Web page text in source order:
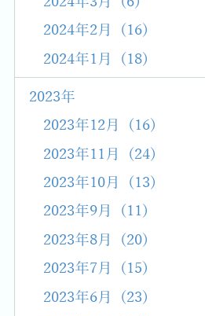
2024年2月 (16)
2024年1月 (18)
2023年
2023年12月 (16)
2023年11月 (24)
2023年10月 (13)
2023年9月 (11)
2023年8月 (20)
2023年7月 (15)
2023年6月 (23)